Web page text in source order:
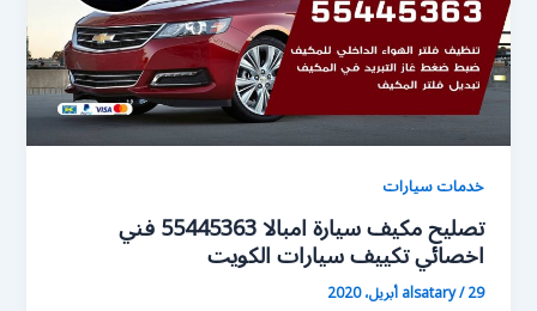
خدمات سيارات
تصليح مكيف سيارة امبالا 55445363 فني
اخصائي تكييف سيارات الكويت
alsatary/29 أبريل، 2020